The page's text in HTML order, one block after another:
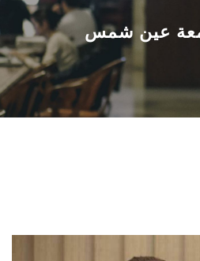
القطاعـات
الشئون الأكاديمية
البحث العلمي
عين شمس